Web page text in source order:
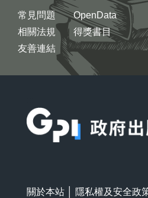
常見問題
相關法規
友善連結
OpenData
得獎書目
關於本站 隱私權及安全政